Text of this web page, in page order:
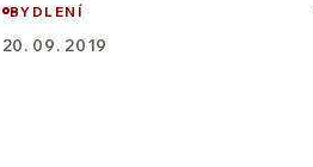
BYDLENÍ
20. 09. 2019